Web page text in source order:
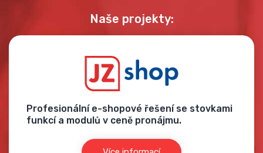
Naše projekty:
Profesionální e-shopové řešení se stovkami
funkcí a modulů v ceně pronájmu.